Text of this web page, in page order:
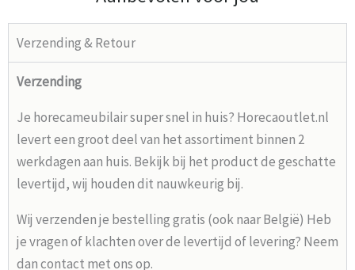
Verzending & Retour
Verzending
Je horecameubilair super snel in huis? Horecaoutlet.nl
levert een groot deel van het assortiment binnen 2
werkdagen aan huis. Bekijk bij het product de geschatte
levertijd, wij houden dit nauwkeurig bij.
Wij verzenden je bestelling gratis (ook naar België) Heb
je vragen of klachten over de levertijd of levering? Neem
dan contact met ons op.